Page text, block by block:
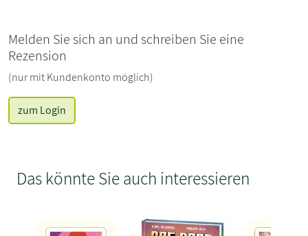
Melden Sie sich an und schreiben Sie eine
Rezension
(nur mit Kundenkonto möglich)
zum Login
Das könnte Sie auch interessieren